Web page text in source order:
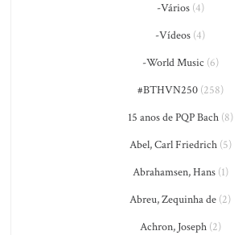
-Vários(4)
-Vídeos (4)
-World Music (6)
#BTHVN250(258)
15 anos de PQP Bach(8)
Abel, Carl Friedrich(5)
Abrahamsen, Hans(1)
Abreu, Zequinha de (2)
Achron, Joseph(2)